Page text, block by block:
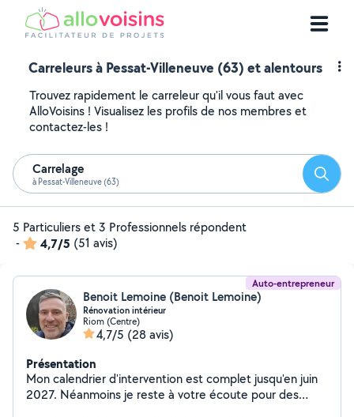
Carreleurs à Pessat-Villeneuve (63) et alentours
Trouvez rapidement le carreleur qu'il vous faut avec
AlloVoisins ! Visualisez les profils de nos membres et
contactez-les !
Carrelage
à Pessat-Villeneuve (63)
5 Particuliers et 3 Professionnels répondent
-
4,7/5 (51 avis)
Auto-entrepreneur
Benoit Lemoine (Benoit Lemoine)
Rénovation intérieur
Riom (Centre)
4,7/5 (28 avis)
Présentation
Mon calendrier d'intervention est complet jusqu'en juin
2027. Néanmoins je reste à votre écoute pour des